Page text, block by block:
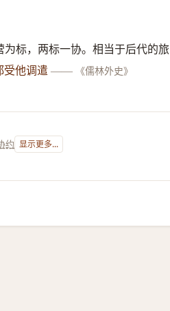
标，两标一协。相当于后代的旅
受他调遣 —— 《儒林外史》
约 显示更多...